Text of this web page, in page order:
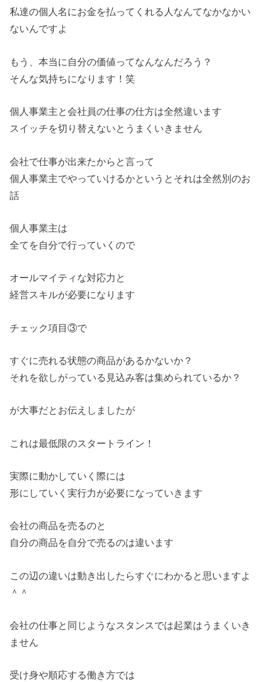
私達の個人名にお金を払ってくれる人なんてなかなかい
ないんですよ
もう、本当に自分の価値ってなんなんだろう？
そんな気持ちになります！笑
個人事業主と会社員の仕事の仕方は全然違います
スイッチを切り替えないとうまくいきません
会社で仕事が出来たからと言って
個人事業主でやっていけるかというとそれは全然別のお
話
個人事業主は
全てを自分で行っていくので
オールマイティな対応力と
経営スキルが必要になります
チェック項目③で
すぐに売れる状態の商品があるかないか？
それを欲しがっている見込み客は集められているか？
が大事だとお伝えしましたが
これは最低限のスタートライン！
実際に動かしていく際には
形にしていく実行力が必要になっていきます
会社の商品を売るのと
自分の商品を自分で売るのは違います
この辺の違いは動き出したらすぐにわかると思いますよ
＾＾
会社の仕事と同じようなスタンスでは起業はうまくいき
ません
受け身や順応する働き方では